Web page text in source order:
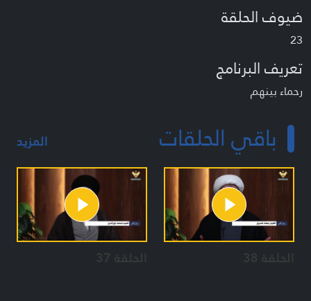
ضيوف الحلقة
23
تعريف البرنامج
رحماء بينهم
باقي الحلقات المزيد
الحلقة 38 الحلقة 37